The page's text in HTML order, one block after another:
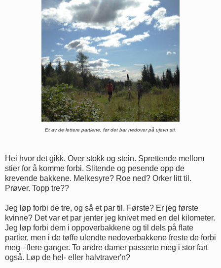
Et av de lettere partiene, før det bar nedover på ujevn sti.
Hei hvor det gikk. Over stokk og stein. Sprettende mellom
stier for å komme forbi. Slitende og pesende opp de
krevende bakkene. Melkesyre? Roe ned? Orker litt til.
Prøver. Topp tre??
Jeg løp forbi de tre, og så et par til. Første? Er jeg første
kvinne? Det var et par jenter jeg knivet med en del kilometer.
Jeg løp forbi dem i oppoverbakkene og til dels på flate
partier, men i de tøffe ulendte nedoverbakkene freste de forbi
meg - flere ganger. To andre damer passerte meg i stor fart
også. Løp de hel- eller halvtraver'n?